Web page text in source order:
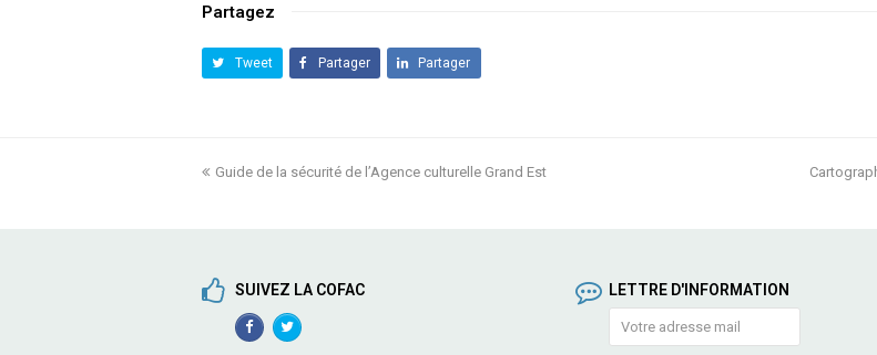
Partagez
Tweet Partager Partager
previous
Guide de la sécurité de l’Agence culturelle Grand Est
next
SUIVEZ LA COFAC
FacebookTwitterProfile
LETTRE D'INFORMATION